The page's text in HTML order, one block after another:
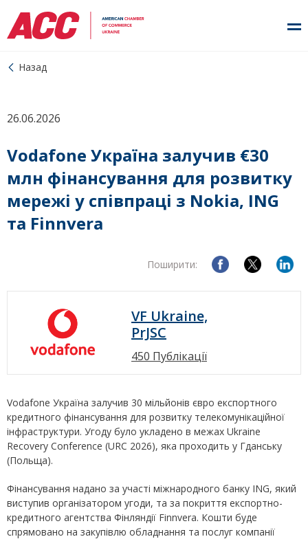
Назад
26.06.2026
Vodafone Україна залучив €30
млн фінансування для розвитку
мережі у співпраці з Nokia, ING
та Finnvera
Поширити:
VF Ukraine,
PrJSC
450 Публікації
Vodafone Україна залучив 30 мільйонів євро експортного
кредитного фінансування для розвитку телекомунікаційної
інфраструктури. Угоду було укладено в межах Ukraine
Recovery Conference (URC 2026), яка проходить у Гданську
(Польща).
Фінансування надано за участі міжнародного банку ING, який
виступив організатором угоди, та за покриття експортно-
кредитного агентства Фінляндії Finnvera. Кошти буде
спрямовано на закупівлю обладнання та послуг компанії